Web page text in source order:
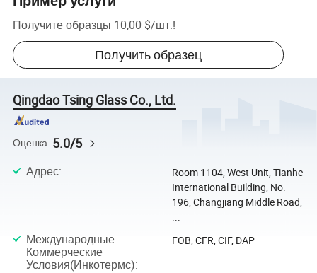
Получите образцы 10,00 $/шт.!
Получить образец
Qingdao Tsing Glass Co., Ltd.
Оценка 5.0/5
Адрес:
Room 1104, West Unit, Tianhe
International Building, No.
196, Changjiang Middle Road,
...
Международные
Коммерческие
Условия(Инкотермс):
FOB, CFR, CIF, DAP